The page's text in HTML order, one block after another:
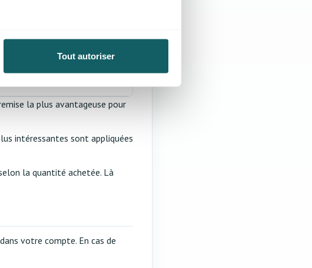
spécifiques (empreintes
reportez-vous à la
section «
de la déclaration sur les cookies.
fonctionnalités relatives aux médias
l'utilisation de notre site avec nos
Tout autoriser
la plus avantageuse pour
intéressantes sont appliquées
la quantité achetée. Là
votre compte. En cas de